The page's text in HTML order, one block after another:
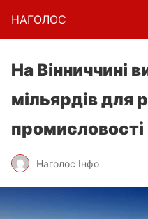
НАГОЛОC
На Вінниччині
мільярдів для
промисловості
Наголос Інфо